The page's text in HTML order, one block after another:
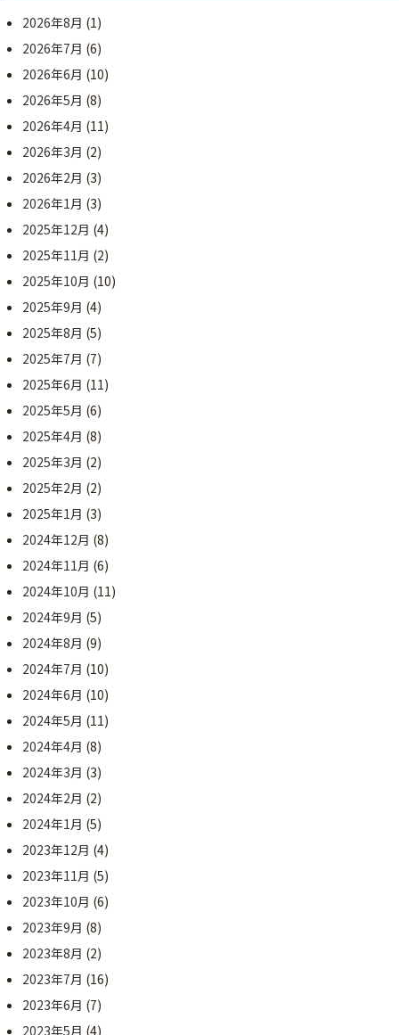
2026年8月 (1)
2026年7月 (6)
2026年6月 (10)
2026年5月 (8)
2026年4月 (11)
2026年3月 (2)
2026年2月 (3)
2026年1月 (3)
2025年12月 (4)
2025年11月 (2)
2025年10月 (10)
2025年9月 (4)
2025年8月 (5)
2025年7月 (7)
2025年6月 (11)
2025年5月 (6)
2025年4月 (8)
2025年3月 (2)
2025年2月 (2)
2025年1月 (3)
2024年12月 (8)
2024年11月 (6)
2024年10月 (11)
2024年9月 (5)
2024年8月 (9)
2024年7月 (10)
2024年6月 (10)
2024年5月 (11)
2024年4月 (8)
2024年3月 (3)
2024年2月 (2)
2024年1月 (5)
2023年12月 (4)
2023年11月 (5)
2023年10月 (6)
2023年9月 (8)
2023年8月 (2)
2023年7月 (16)
2023年6月 (7)
2023年5月 (4)